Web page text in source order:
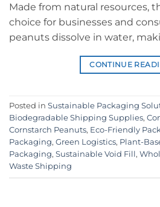
Made from natural resources,
choice for businesses and
peanuts dissolve in water,
CONTINUE
Posted in Sustainable Packaging
Biodegradable Shipping Supplies,
Cornstarch Peanuts, Eco-Friendly
Packaging, Green Logistics, Plant-
Packaging, Sustainable Void Fill ,
Waste Shipping